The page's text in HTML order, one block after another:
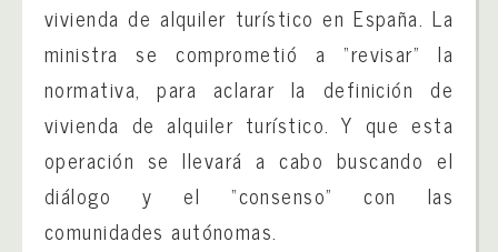
vivienda de alquiler turístico en España. La
ministra se comprometió a “revisar” la
normativa, para aclarar la definición de
vivienda de alquiler turístico. Y que esta
operación se llevará a cabo buscando el
diálogo y el “consenso” con las
comunidades autónomas.